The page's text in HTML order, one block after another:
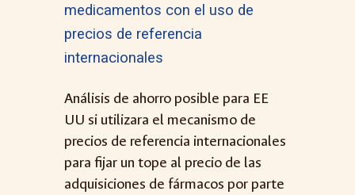
medicamentos con el uso de
precios de referencia
internacionales
Análisis de ahorro posible para EE
UU si utilizara el mecanismo de
precios de referencia internacionales
para fijar un tope al precio de las
adquisiciones de fármacos por parte